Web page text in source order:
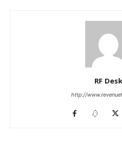
RF Desk
http://